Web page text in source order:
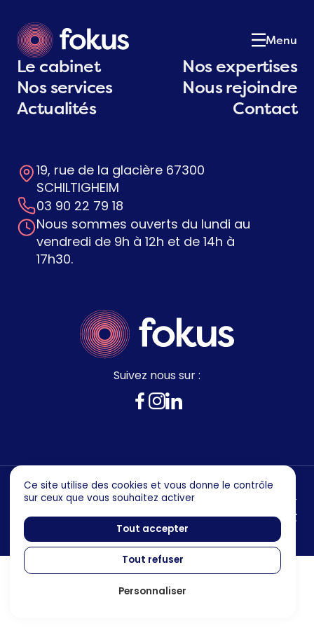
Menu
02Notre équipe
03Nos expertises
04Nos services
05 Actualités
Contactez-nous
Suivez nous sur :
19, rue de la glacière 67300
SCHILTIGHEIM
03 90 22 79 18
Nous sommes ouverts du lundi au
vendredi de 9h à 12h et de 14h à
17h30.
Le cabinet
Nos expertises
Nos services
Nous rejoindre
Actualités
Contact
Mentions legales
Politique de confidentialité
Ce site utilise des cookies et vous donne le contrôle
sur ceux que vous souhaitez activer
Tout accepter
Tout refuser
Personnaliser